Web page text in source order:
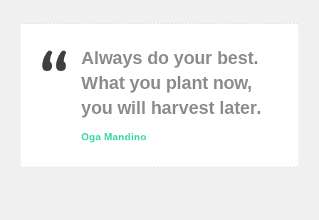
Always do your best.
What you plant now,
you will harvest later.
Oga Mandino